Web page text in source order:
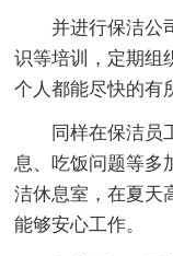
并进行保洁公司
识等培训，定期组
个人都能尽快的有
同样在保洁员工
息、吃饭问题等多
洁休息室，在夏天
能够安心工作。